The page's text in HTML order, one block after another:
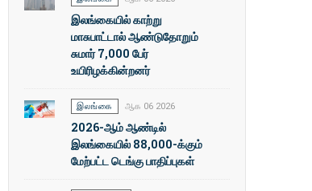
இலங்கையில் காற்று
மாசுபாட்டால் ஆண்டுதோறும்
சுமார் 7,000 பேர்
உயிரிழக்கின்றனர்
இலங்கை ஆக 06 2026
2026-ஆம் ஆண்டில்
இலங்கையில் 88,000-க்கும்
மேற்பட்ட டெங்கு பாதிப்புகள்